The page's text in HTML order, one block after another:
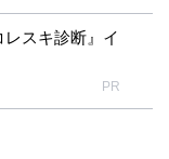
レスキ診断』イ
PR